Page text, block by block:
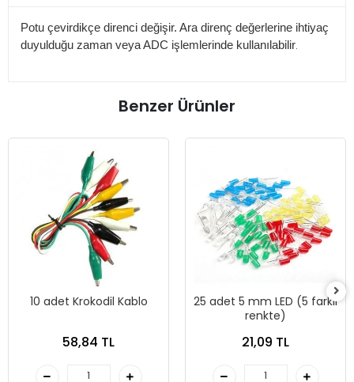
Potu çevirdikçe direnci değişir. Ara direnç değerlerine ihtiyaç
duyulduğu zaman veya ADC işlemlerinde kullanılabilir.
Benzer Ürünler
10 adet Krokodil Kablo
58,84 TL
25 adet 5 mm LED (5 farklı
renkte)
21,09 TL